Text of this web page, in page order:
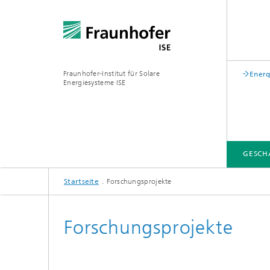
Fraunhofer-Institut für Solare
Energiesysteme ISE
GESCHÄFTSFELDER
FUE-INFRASTRUKTUR
Zentrum für höchsteffiziente
LEITTHEMEN
ÜBER UNS
VERÖFFENTLICHUNGEN
Startseite Forschungsprojekte
Forschungsprojekte